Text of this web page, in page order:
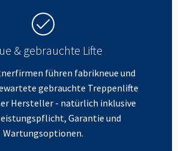
& gebrauchte Lifte
führen fabrikneue und
gebrauchte Treppenlifte
Hersteller - natürlich inklusive
Garantie und
Wartungsoptionen.